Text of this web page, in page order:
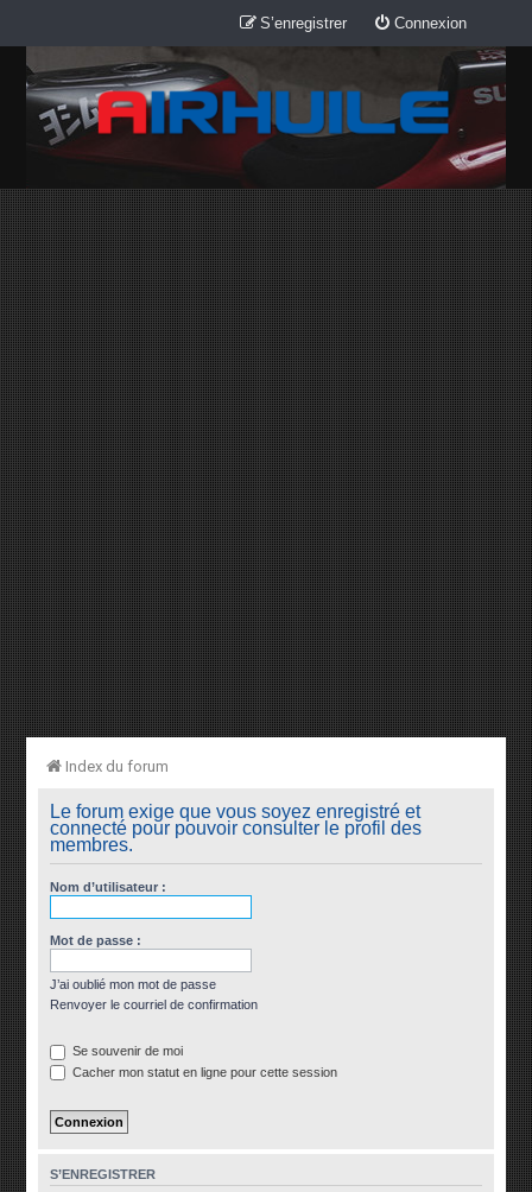
Connexion
S’enregistrer
Index du forum
Le forum exige que vous soyez enregistré et
connecté pour pouvoir consulter le profil des
membres.
Nom d’utilisateur :
Mot de passe :
J’ai oublié mon mot de passe
Renvoyer le courriel de confirmation
Se souvenir de moi
Cacher mon statut en ligne pour cette session
S’ENREGISTRER